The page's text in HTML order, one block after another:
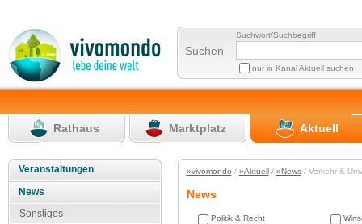
Suchen
Suchwort/Suchbegriff
nur in Kanal Aktuell suchen
Rathaus Marktplatz Aktuell
Veranstaltungen
News
Sonstiges
»vivomondo / »Aktuell/ »News/ Verkehr &
News
Politik & Recht